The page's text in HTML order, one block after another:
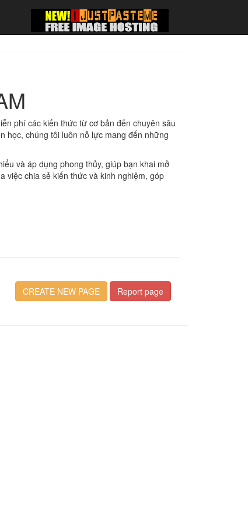
phí các kiến thức từ cơ bản đến chuyên sâu
học, chúng tôi luôn nỗ lực mang đến những
và áp dụng phong thủy, giúp bạn khai mở
việc chia sẻ kiến thức và kinh nghiệm, góp
CREATE NEW PAGE Report page